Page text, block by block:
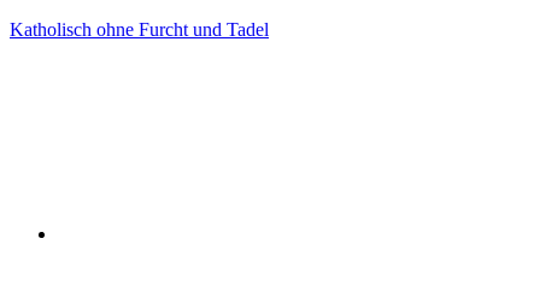
Zum
Katholisch ohne Furcht und Tadel